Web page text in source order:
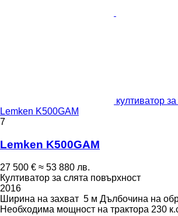
култиватор
Lemken K500GAM
7
Lemken K500GAM
27 500 € ≈ 53 880 лв.
Култиватор за слята повърхност
2016
Ширина на захват 5 м Дълбочина на
Необходима мощност на трактора 230